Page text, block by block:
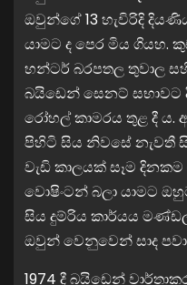
ඔවුන්ගේ 13 හැවිරිදි
යාමට ද පෙර මිය ගියහ.
හන්ටර් බරපතල තුවාල
බයිඩෙන් සෙනට් සභාවට
රෝහල් කාමරය තුළ දී ය.
පිහිටි සිය නිවසේ නැවතී
වැඩි කාලයක් සෑම
වොෂිංටන් බලා යාමට
සිය දුම්රිය කාර්යය
ඔවුන් වෙනුවෙන් සාද
1974 දී බයිඩෙන්